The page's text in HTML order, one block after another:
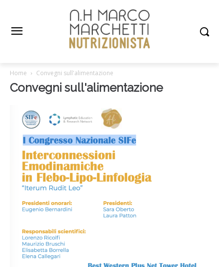
Home Convegni sull'alimentazione
Convegni sull'alimentazione